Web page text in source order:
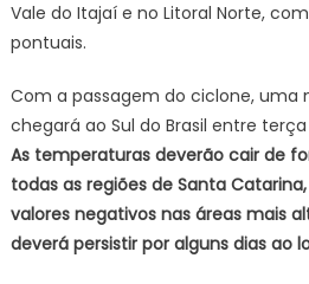
Vale do Itajaí e no Litoral Norte,
pontuais.
Com a passagem do ciclone, uma
chegará ao Sul do Brasil entre
As temperaturas deverão cair de
todas as regiões de Santa
valores negativos nas áreas mais
deverá persistir por alguns dias ao